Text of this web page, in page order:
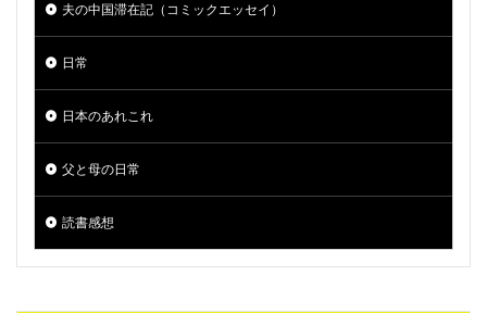
夫の中国滞在記（コミックエッセイ）
日常
日本のあれこれ
父と母の日常
読書感想